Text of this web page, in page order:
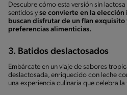
Descubre cómo esta versión sin
sentidos y se convierte en la
buscan disfrutar de un flan exquisito
preferencias alimenticias.
3. Batidos deslactosados
Embárcate en un viaje de sabores
deslactosada, enriquecido con leche
una experiencia culinaria que celebra